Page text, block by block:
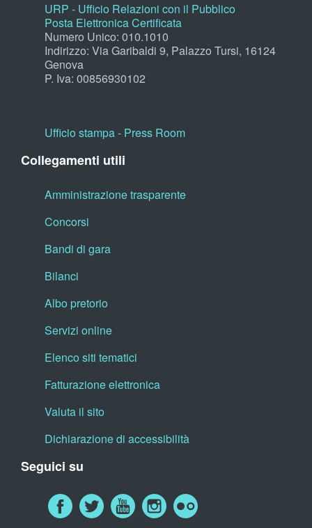
URP - Ufficio Relazioni con il Pubblico
Posta Elettronica Certificata
Numero Unico: 010.1010
Indirizzo: Via Garibaldi 9, Palazzo Tursi, 16124
Genova
P. Iva: 00856930102
Ufficio stampa - Press Room
Collegamenti utili
Amministrazione trasparente
Concorsi
Bandi di gara
Bilanci
Albo pretorio
Servizi online
Elenco siti tematici
Fatturazione elettronica
Valuta il sito
Dichiarazione di accessibilità
Seguici su